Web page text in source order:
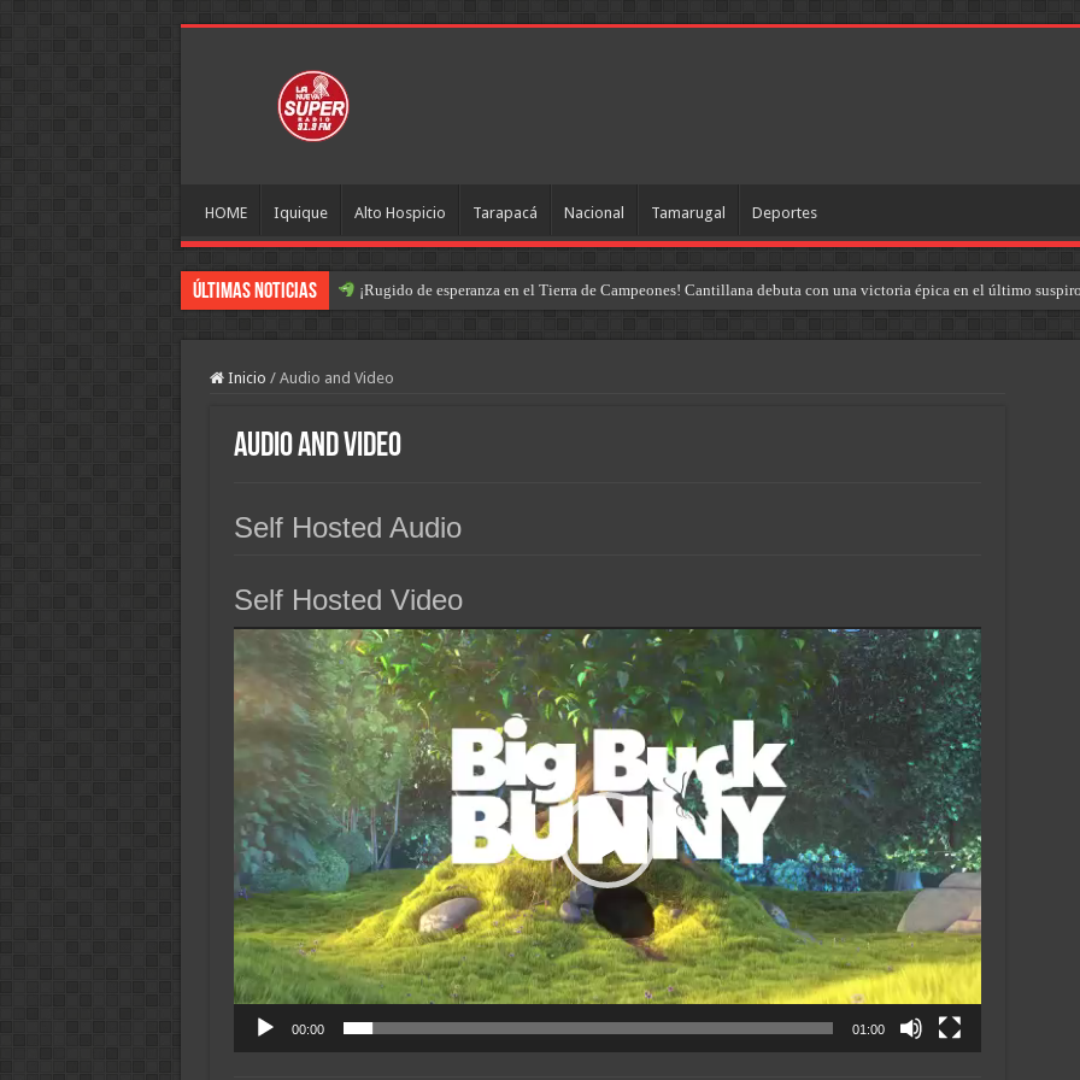
HOME Iquique Alto Hospicio Tarapacá Nacional Tamarugal Deportes
Últimas Noticias ¡Rugido de esperanza en el Tierra de Campeones! Cantillana debuta con una victoria épica en el último
Inicio / Audio and Video
Audio and Video
Self Hosted Audio
Self Hosted Video
Reproductor
de
vídeo
00:00 01:00